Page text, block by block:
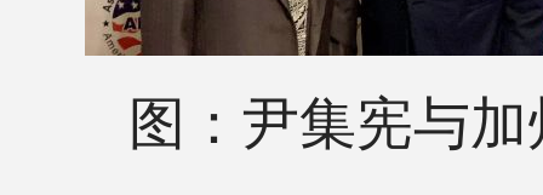
图：尹集宪与